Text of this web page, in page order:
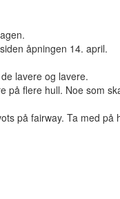
åpningen 14. april.
lavere og lavere.
på flere hull. Noe som
på fairway. Ta med